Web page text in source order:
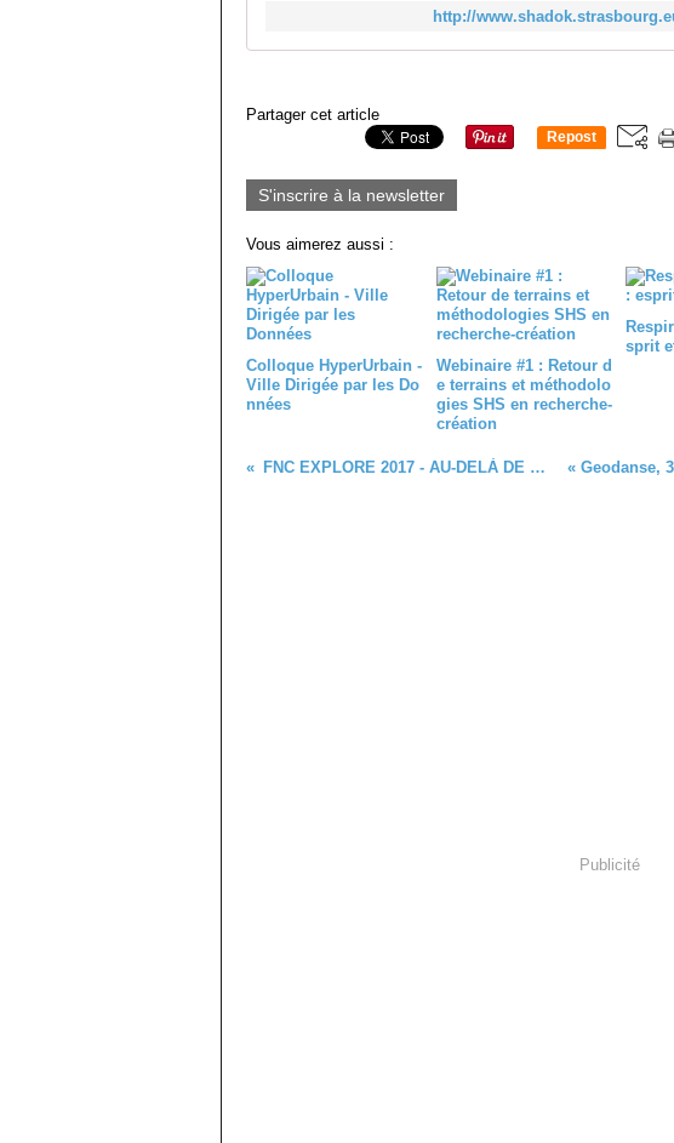
http://
Partager cet article
Repost
S'inscrire à la newsletter
Vous aimerez aussi :
Colloque HyperUrbain -
Ville Dirigée par les Do
nnées
Webinaire #1 : Retour d
e terrains et méthodolo
gies SHS en recherche-
création
sprit
FNC EXPLORE 2017 - AU-DELÀ DE LA RÉALITÉ VIRTUELLE
Publicité